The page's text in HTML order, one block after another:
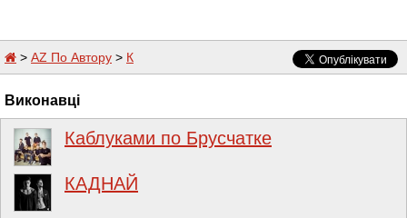
> AZ По Автору > К
Виконавці
Каблуками по Брусчатке
КАДНАЙ